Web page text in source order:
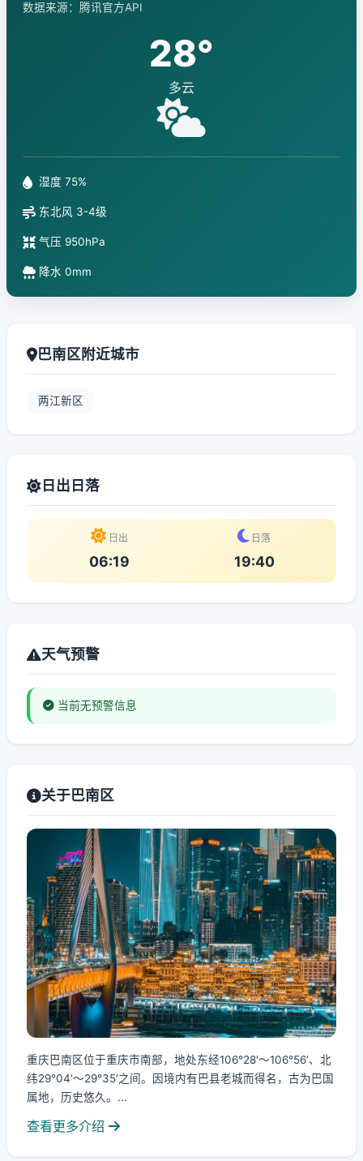
数据来源：腾讯官方API
28°
多云
湿度 75%
东北风 3-4级
气压 950hPa
降水 0mm
巴南区附近城市
两江新区
日出日落
日出
06:19
日落
19:40
天气预警
当前无预警信息
关于巴南区
重庆巴南区位于重庆市南部，地处东经106°28′～106°56′、北
纬29°04′～29°35′之间。因境内有巴县老城而得名，古为巴国
属地，历史悠久。...
查看更多介绍